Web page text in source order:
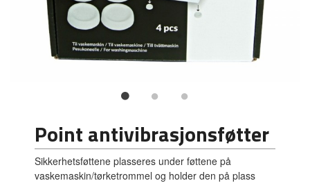
Point antivibrasjonsføtter
Sikkerhetsføttene plasseres under føttene på
vaskemaskin/tørketrommel og holder den på plass